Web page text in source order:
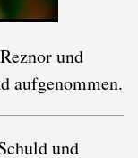
und
aufgenommen.
und